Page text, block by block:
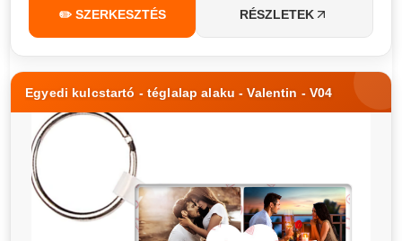
✏️ SZERKESZTÉS RÉSZLETEK
Egyedi kulcstartó - téglalap alaku - Valentin - V04